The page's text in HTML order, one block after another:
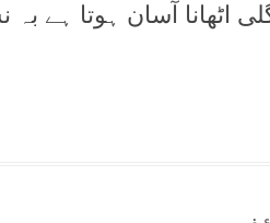
اٹھانا آسان ہوتا ہے